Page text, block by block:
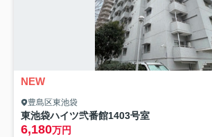
NEW
豊島区東池袋
東池袋ハイツ弐番館1403号室
6,180万円